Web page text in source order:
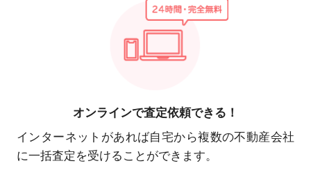
オンラインで査定依頼できる！
インターネットがあれば自宅から複数の不動産会社
に一括査定を受けることができます。